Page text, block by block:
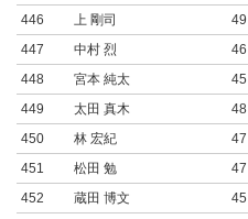
446
上 剛司 49
447
中村 烈 46
448
宮本 純太 45
449
太田 真木 48
450
林 宏紀 47
451
松田 勉 47
452
蔵田 博文 45